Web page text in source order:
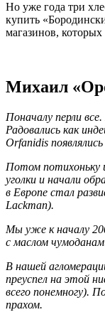
Но уже года три
купить
магазинов,
Михаил
Поначалу перли
Радовались как
Orfanidis
Потом потихоньку
уголки и начали
в Европе стал
Lackman).
Мы уже к началу
с маслом
В нашей
преуспел на этой
всего понемногу).
прахом.